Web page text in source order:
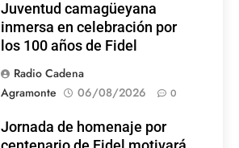
Juventud camagüeyana
inmersa en celebración por
los 100 años de Fidel
Radio Cadena
Agramonte
06/08/2026 0
Jornada de homenaje por